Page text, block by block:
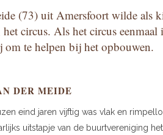
(73) uit Amersfoort wilde als
circus. Als het circus eenmaal
om te helpen bij het opbouwen.
DER MEIDE
eind jaren vijftig was vlak en
uitstapje van de buurtvereniging